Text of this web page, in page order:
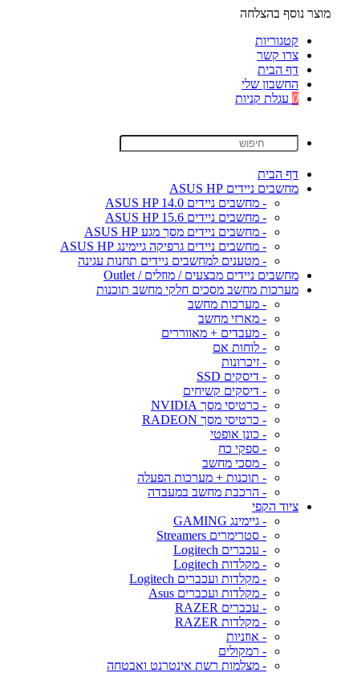
מוצר נוסף בהצלחה
קטגוריות
צרו קשר
דף הבית
החשבון שלי
0 עגלת קניות
דף הבית
מחשבים ניידים ASUS HP
- מחשבים ניידים ASUS HP 14.0
- מחשבים ניידים ASUS HP 15.6
- מחשבים ניידים מסך מגע ASUS HP
- מחשבים ניידים גרפיקה גיימינג ASUS HP
- מטענים למחשבים ניידים תחנות עגינה
מחשבים ניידים מבצעים / מוזלים / Outlet
מערכות מחשב מסכים חלקי מחשב תוכנות
- מערכות מחשב
- מארזי מחשב
- מעבדים + מאווררים
- לוחות אם
- זיכרונות
- דיסקים SSD
- דיסקים קשיחים
- כרטיסי מסך NVIDIA
- כרטיסי מסך RADEON
- כונן אופטי
- ספקי כח
- מסכי מחשב
- תוכנות + מערכות הפעלה
- הרכבת מחשב במעבדה
ציוד הקפי
- גיימינג GAMING
- סטרימרים Streamers
- עכברים Logitech
- מקלדות Logitech
- מקלדות ועכברים Logitech
- מקלדות ועכברים Asus
- עכברים RAZER
- מקלדות RAZER
- אוזניות
- רמקולים
- מצלמות רשת אינטרנט ואבטחה